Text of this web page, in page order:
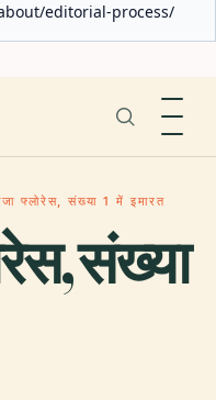
editorial-process/
फ्लोरेस, संख्या 1 में इमारत
संख्या